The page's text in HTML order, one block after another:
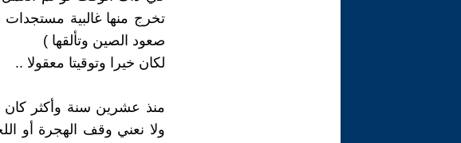
تخرج منها غالبية
صعود الصين وتألقها )
لكان خيرا وتوقيتا معقولا ..
منذ عشرين سنة وأكثر كان
ولا نعني وقف الهجرة أو